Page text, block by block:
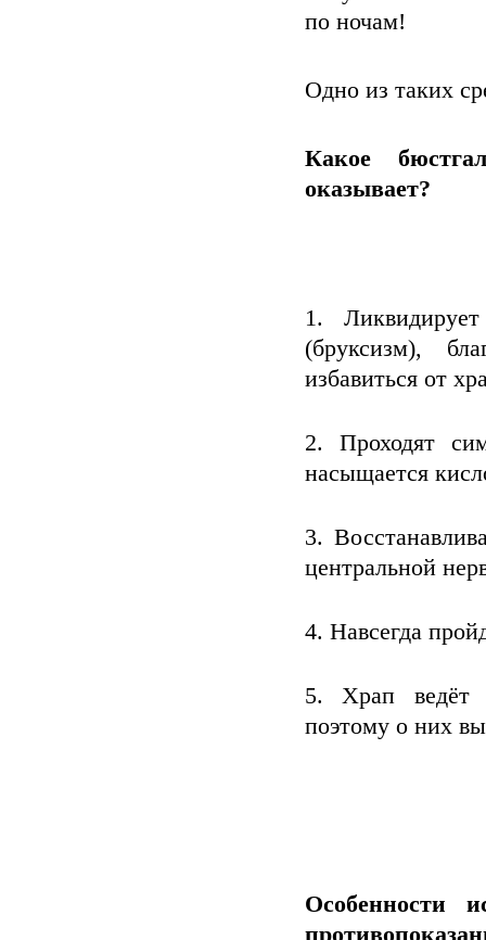
по ночам!
Одно из таких
Какое
оказывает?
(бруксизм),
избавиться от
Проходят
насыщается
центральной
Навсегда
Храп ведёт
поэтому о них
Особенности